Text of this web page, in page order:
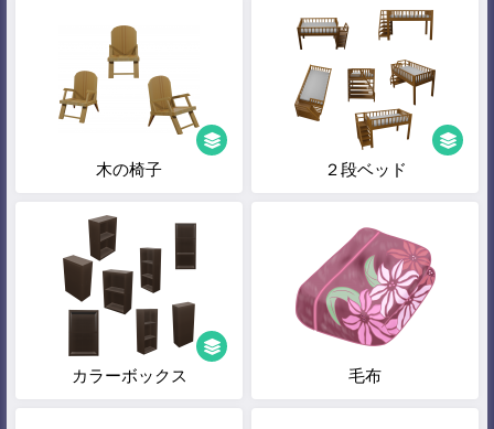
木の椅子 ２段ベッド
カラーボックス 毛布